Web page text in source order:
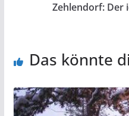
Zehlendorf: Der
Das könnte